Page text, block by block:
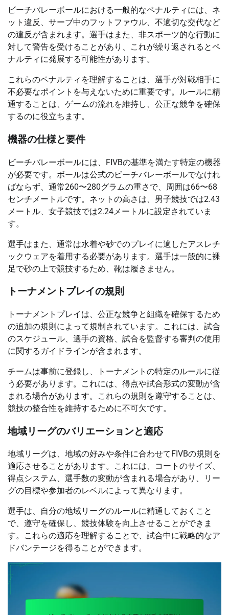
ビーチバレーボールにおける一般的なペナルティには、ネ
ット違反、サーブ中のフットファウル、不適切な交代など
の違反が含まれます。選手はまた、非スポーツ的な行動に
対して警告を受けることがあり、これが繰り返されるとペ
ナルティに発展する可能性があります。
これらのペナルティを理解することは、選手が対戦相手に
不必要なポイントを与えないために重要です。ルールに精
通することは、ゲームの流れを維持し、公正な競争を確保
するのに役立ちます。
機器の仕様と要件
ビーチバレーボールには、FIVBの基準を満たす特定の機器
が必要です。ボールは公式のビーチバレーボールでなけれ
ばならず、通常260〜280グラムの重さで、周囲は66〜68
センチメートルです。ネットの高さは、男子競技では2.43
メートル、女子競技では2.24メートルに設定されていま
す。
選手はまた、通常は水着や砂でのプレイに適したアスレチ
ックウェアを着用する必要があります。選手は一般的に裸
足で砂の上で競技するため、靴は履きません。
トーナメントプレイの規則
トーナメントプレイは、公正な競争と組織を確保するため
の追加の規則によって規制されています。これには、試合
のスケジュール、選手の資格、試合を監督する審判の使用
に関するガイドラインが含まれます。
チームは事前に登録し、トーナメントの特定のルールに従
う必要があります。これには、得点や試合形式の変動が含
まれる場合があります。これらの規則を遵守することは、
競技の整合性を維持するために不可欠です。
地域リーグのバリエーションと適応
地域リーグは、地域の好みや条件に合わせてFIVBの規則を
適応させることがあります。これには、コートのサイズ、
得点システム、選手数の変動が含まれる場合があり、リー
グの目標や参加者のレベルによって異なります。
選手は、自分の地域リーグのルールに精通しておくこと
で、遵守を確保し、競技体験を向上させることができま
す。これらの適応を理解することで、試合中に戦略的なア
ドバンテージを得ることができます。